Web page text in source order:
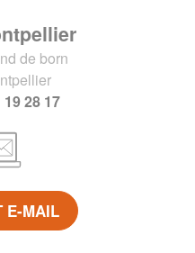
de born
19 28 17
E-MAIL